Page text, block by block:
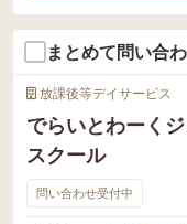
まとめて問い合
放課後等デイサービス
でらいとわーく
スクール
問い合わせ受付中